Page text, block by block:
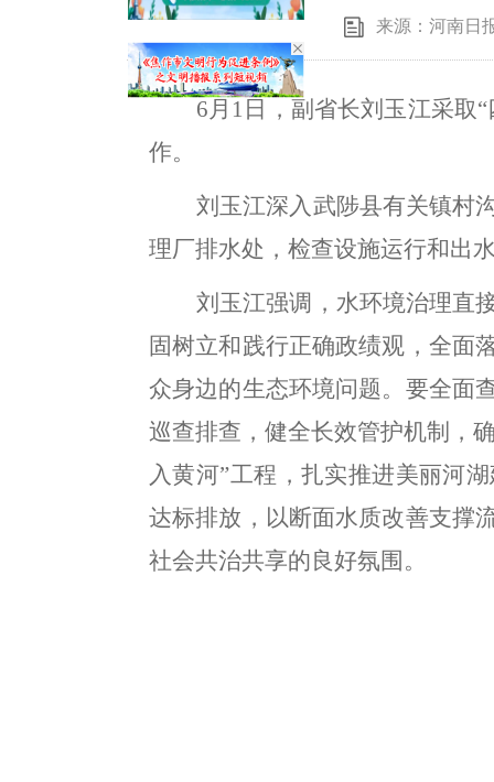
来源：河南日
6月1日 ， 副省长刘玉江采取
作。
刘玉江深入武陟县有关镇村
理厂排水处 ， 检查设施运行和出
刘玉江强调 ， 水环境治理直
固树立和践行正确政绩观，全面
众身边的生态环境问题。 要全面
巡查排查 ， 健全长效管护机制，
入黄河”工程，扎实推进美丽河
达标排放 ， 以断面水质改善支撑
社会共治共享的良好氛围 。